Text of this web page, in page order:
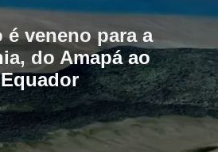
é veneno para a
do Amapá ao
Equador